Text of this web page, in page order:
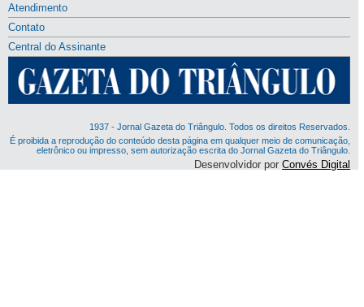
Atendimento
Contato
Central do Assinante
1937 - Jornal Gazeta do Triângulo. Todos os direitos Reservados.
É proibida a reprodução do conteúdo desta página em qualquer meio de comunicação,
eletrônico ou impresso, sem autorização escrita do Jornal Gazeta do Triângulo.
Desenvolvidor porConvés Digital